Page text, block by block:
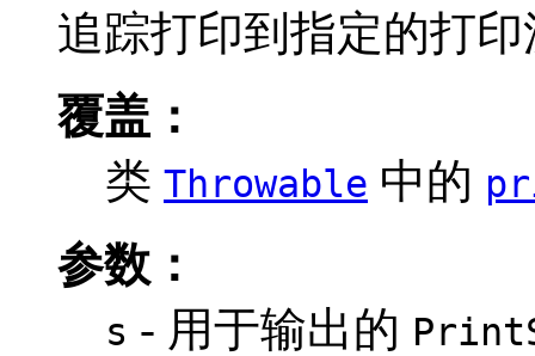
追踪打印到指定的打印
覆盖：
类 Throwable 中的
参数：
s - 用于输出的